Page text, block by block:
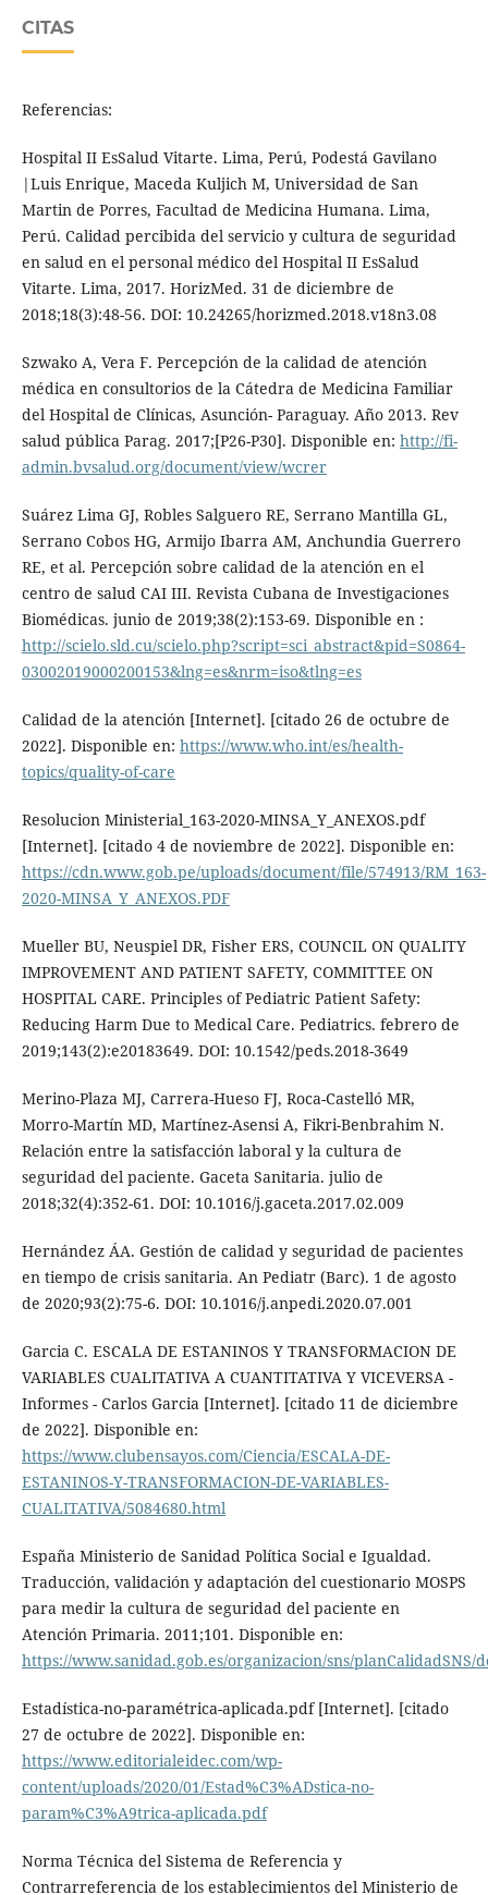
CITAS
Referencias:
Hospital II EsSalud Vitarte. Lima, Perú, Podestá Gavilano
|Luis Enrique, Maceda Kuljich M, Universidad de San
Martin de Porres, Facultad de Medicina Humana. Lima,
Perú. Calidad percibida del servicio y cultura de seguridad
en salud en el personal médico del Hospital II EsSalud
Vitarte. Lima, 2017. HorizMed. 31 de diciembre de
2018;18(3):48-56. DOI: 10.24265/horizmed.2018.v18n3.08
Szwako A, Vera F. Percepción de la calidad de atención
médica en consultorios de la Cátedra de Medicina Familiar
del Hospital de Clínicas, Asunción- Paraguay. Año 2013. Rev
salud pública Parag. 2017;[P26-P30]. Disponible en: http://fi-
admin.bvsalud.org/document/view/wcrer
Suárez Lima GJ, Robles Salguero RE, Serrano Mantilla GL,
Serrano Cobos HG, Armijo Ibarra AM, Anchundia Guerrero
RE, et al. Percepción sobre calidad de la atención en el
centro de salud CAI III. Revista Cubana de Investigaciones
Biomédicas. junio de 2019;38(2):153-69. Disponible en :
http://scielo.sld.cu/scielo.php?script=sci_abstract&pid=S0864-
03002019000200153&lng=es&nrm=iso&tlng=es
Calidad de la atención [Internet]. [citado 26 de octubre de
2022]. Disponible en: https://www.who.int/es/health-
topics/quality-of-care
Resolucion Ministerial_163-2020-MINSA_Y_ANEXOS.pdf
[Internet]. [citado 4 de noviembre de 2022]. Disponible en:
https://cdn.www.gob.pe/uploads/document/file/574913/RM_163-
2020-MINSA_Y_ANEXOS.PDF
Mueller BU, Neuspiel DR, Fisher ERS, COUNCIL ON QUALITY
IMPROVEMENT AND PATIENT SAFETY, COMMITTEE ON
HOSPITAL CARE. Principles of Pediatric Patient Safety:
Reducing Harm Due to Medical Care. Pediatrics. febrero de
2019;143(2):e20183649. DOI: 10.1542/peds.2018-3649
Merino-Plaza MJ, Carrera-Hueso FJ, Roca-Castelló MR,
Morro-Martín MD, Martínez-Asensi A, Fikri-Benbrahim N.
Relación entre la satisfacción laboral y la cultura de
seguridad del paciente. Gaceta Sanitaria. julio de
2018;32(4):352-61. DOI: 10.1016/j.gaceta.2017.02.009
Hernández ÁA. Gestión de calidad y seguridad de pacientes
en tiempo de crisis sanitaria. An Pediatr (Barc). 1 de agosto
de 2020;93(2):75-6. DOI: 10.1016/j.anpedi.2020.07.001
Garcia C. ESCALA DE ESTANINOS Y TRANSFORMACION DE
VARIABLES CUALITATIVA A CUANTITATIVA Y VICEVERSA -
Informes - Carlos Garcia [Internet]. [citado 11 de diciembre
de 2022]. Disponible en:
https://www.clubensayos.com/Ciencia/ESCALA-DE-
ESTANINOS-Y-TRANSFORMACION-DE-VARIABLES-
CUALITATIVA/5084680.html
España Ministerio de Sanidad Política Social e Igualdad.
Traducción, validación y adaptación del cuestionario MOSPS
para medir la cultura de seguridad del paciente en
Atención Primaria. 2011;101. Disponible en:
https://www.sanidad.gob.es/organizacion/sns/planCalidadSNS/
Estadística-no-paramétrica-aplicada.pdf [Internet]. [citado
27 de octubre de 2022]. Disponible en:
https://www.editorialeidec.com/wp-
content/uploads/2020/01/Estad%C3%ADstica-no-
param%C3%A9trica-aplicada.pdf
Norma Técnica del Sistema de Referencia y
Contrarreferencia de los establecimientos del Ministerio de